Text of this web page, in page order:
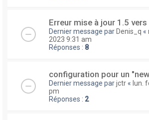
Erreur mise à jour 1.5 vers
Dernier message par Denis_q «
2023 9:31 am
Réponses : 8
configuration pour un
Dernier message parjctr « lun.
pm
Réponses : 2